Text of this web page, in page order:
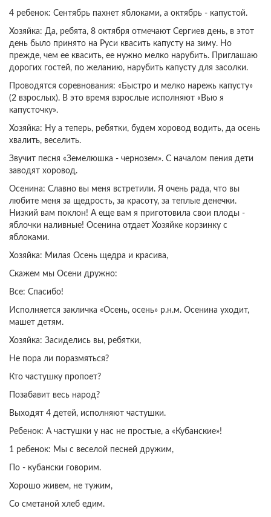
4 ребенок: Сентябрь пахнет яблоками, а октябрь - капустой.
Хозяйка: Да, ребята, 8 октября отмечают Сергиев день, в этот
день было принято на Руси квасить капусту на зиму. Но
прежде, чем ее квасить, ее нужно мелко нарубить. Приглашаю
дорогих гостей, по желанию, нарубить капусту для засолки.
Проводятся соревнования: «Быстро и мелко нарежь капусту»
(2 взрослых). В это время взрослые исполняют «Вью я
капусточку».
Хозяйка: Ну а теперь, ребятки, будем хоровод водить, да осень
хвалить, веселить.
Звучит песня «Земелюшка - чернозем». С началом пения дети
заводят хоровод.
Осенина: Славно вы меня встретили. Я очень рада, что вы
любите меня за щедрость, за красоту, за теплые денечки.
Низкий вам поклон! А еще вам я приготовила свои плоды -
яблочки наливные! Осенина отдает Хозяйке корзинку с
яблоками.
Хозяйка: Милая Осень щедра и красива,
Скажем мы Осени дружно:
Все: Спасибо!
Исполняется закличка «Осень, осень» р.н.м. Осенина уходит,
машет детям.
Хозяйка: Засиделись вы, ребятки,
Не пора ли поразмяться?
Кто частушку пропоет?
Позабавит весь народ?
Выходят 4 детей, исполняют частушки.
Ребенок: А частушки у нас не простые, а «Кубанские»!
1 ребенок: Мы с веселой песней дружим,
По - кубански говорим.
Хорошо живем, не тужим,
Со сметаной хлеб едим.